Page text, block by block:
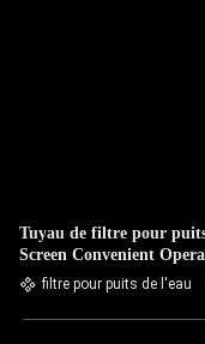
Tuyau de filtre pour
Screen Convenient
filtre pour puits de l'eau